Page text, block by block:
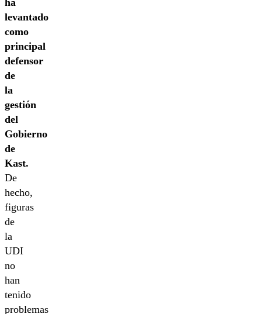
levantado
como
principal
defensor
de
la
gestión
del
Gobierno
de
Kast.
De
hecho,
figuras
de
la
UDI
no
han
tenido
problemas